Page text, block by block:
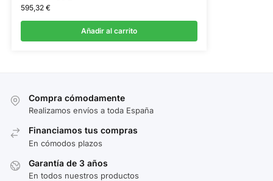
595,32 €
Añadir al carrito
Compra cómodamente
Realizamos envíos a toda España
Financiamos tus compras
En cómodos plazos
Garantía de 3 años
En todos nuestros productos